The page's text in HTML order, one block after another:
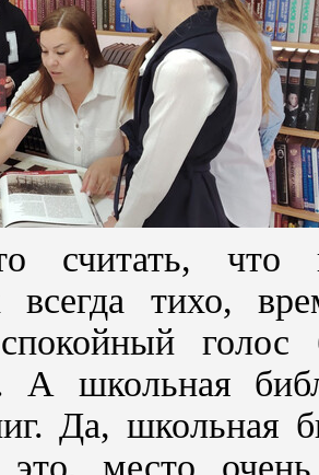
считать, что
всегда тихо,
А школьная
Да, школьная
это, место